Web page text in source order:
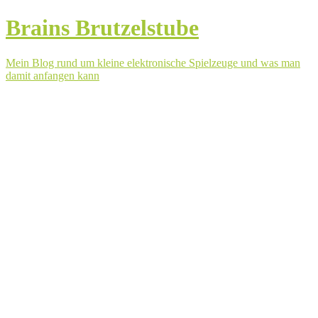
Brains Brutzelstube
Mein Blog rund um kleine elektronische Spielzeuge und was man
damit anfangen kann